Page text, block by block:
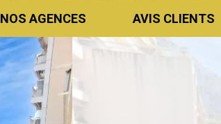
NOS AGENCES AVIS CLIENTS